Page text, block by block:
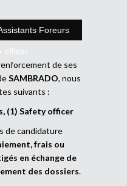
Foreurs
officer
de ses
SAMBRADO, nous
suivants :
(1) Safety officer
de candidature
frais ou
en échange de
des dossiers.